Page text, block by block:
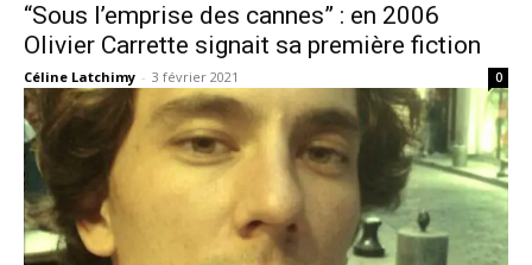
“Sous l’emprise des cannes” : en 2006
Olivier Carrette signait sa première fiction
Céline Latchimy - 3 février 2021 0